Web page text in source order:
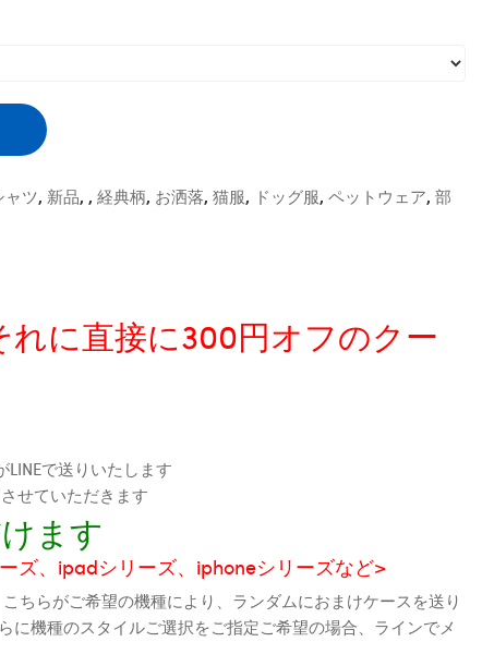
ャツ, 新品, , 経典柄, お洒落, 猫服, ドッグ服, ペットウェア, 部
れに直接に300円オフのクー
で送りいたします
せていただきます
ます
ズ、ipadシリーズ、iphoneシリーズなど>
ちらがご希望の機種により、ランダムにおまけケースを送り
機種のスタイルご選択をご指定ご希望の場合、ラインでメ